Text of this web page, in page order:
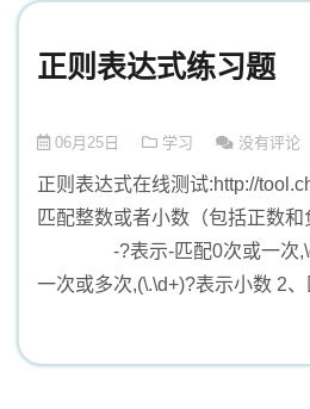
正则表达式练习题
06月25日 学习 没有评论
正则表达式在线测试:http://
匹配整数或者小数（包括正数
-?表示-匹配0次或一次,\d
一次或多次,(\.\d+)?表示小数 2、